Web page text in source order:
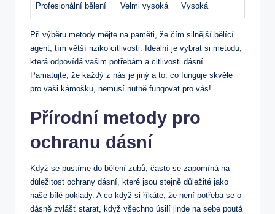
Profesionální bělení Velmi vysoká Vysoká
Při výběru metody mějte na paměti, že čím silnější bělící
agent, tím větší riziko citlivosti. Ideální je vybrat si metodu,
která odpovídá vašim potřebám a citlivosti dásní.
Pamatujte, že každý z nás je jiný a to, co funguje skvěle
pro vaši kámošku, nemusí nutně fungovat pro vás!
Přírodní metody pro
ochranu dásní
Když se pustíme do bělení zubů, často se zapomíná na
důležitost ochrany dásní, které jsou stejně důležité jako
naše bílé poklady. A co když si říkáte, že není potřeba se o
dásně zvlášť starat, když všechno úsilí jinde na sebe poutá